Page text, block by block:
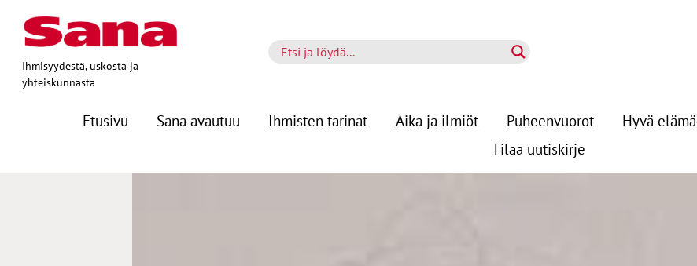
Ihmisyydestä, uskosta ja
yhteiskunnasta
Etusivu Sana avautuu Ihmisten tarinat Aika ja ilmiöt Puheenvuorot Hyvä elämä
Tilaa uutiskirje